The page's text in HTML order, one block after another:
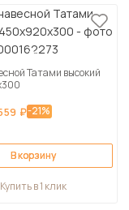
Татами высокий
₽-21%
В корзину
Купить в 1 клик